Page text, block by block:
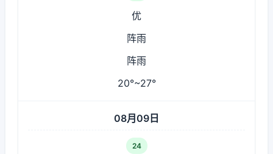
优
阵雨
阵雨
20°~27°
08月09日
24